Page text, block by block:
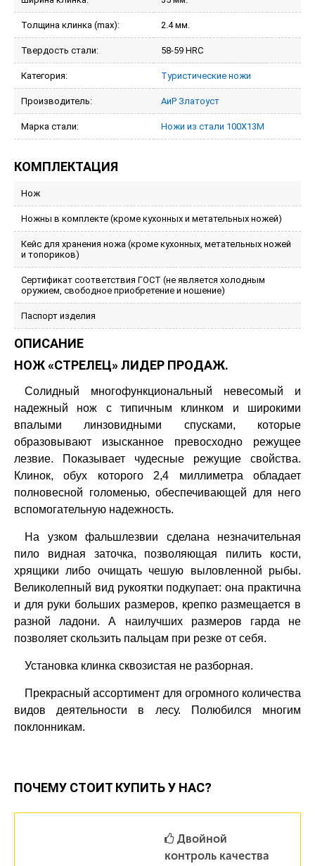
Толщина клинка (max): 2.4 мм.
Твердость стали: 58-59 HRC
Категория: Туристические ножи
Производитель: АиР Златоуст
Марка стали: Ножи из стали 100Х13М
КОМПЛЕКТАЦИЯ
Нож
Ножны в комплекте (кроме кухонных и метательных ножей)
Кейс для хранения ножа (кроме кухонных, метательных ножей
и топориков)
Сертификат соответствия ГОСТ (не является холодным
оружием, свободное приобретение и ношение)
Паспорт изделия
ОПИСАНИЕ
НОЖ «СТРЕЛЕЦ» ЛИДЕР ПРОДАЖ.
Солидный многофункциональный невесомый и
надежный нож с типичным клинком и широкими
впалыми линзовидными спусками, которые
образовывают изысканное превосходно режущее
лезвие. Показывает чудесные режущие свойства.
Клинок, обух которого 2,4 миллиметра обладает
полновесной голоменью, обеспечивающей для него
вспомогательную надежность.
На узком фальшлезвии сделана незначительная
пило видная заточка, позволяющая пилить кости,
хрящики либо очищать чешую выловленной рыбы.
Великолепный вид рукоятки подкупает: она практична
и для руки больших размеров, крепко размещается в
разной ладони. А наилучших размеров гарда не
позволяет скользить пальцам при резке от себя.
Установка клинка сквозистая не разборная.
Прекрасный ассортимент для огромного количества
видов деятельности в лесу. Полюбился многим
поклонникам.
ПОЧЕМУ СТОИТ КУПИТЬ У НАС?
Двойной
контроль качества